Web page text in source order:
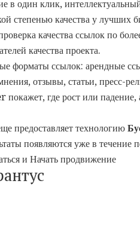
в один клик,
степенью качества у лучших
качества ссылок по
качества проекта.
форматы ссылок: арендные
отзывы, статьи, пресс-
где рост или падение,
предоставляет технологию
появляются уже в течение
и Начать продвижение